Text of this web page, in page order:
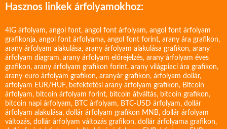
Hasznos linkek árfolyamokhoz:
4IG árfolyam, angol font, angol font árfolyam, angol font árfolyam
grafikonja, angol font árfolyama, angol font forint, arany ára grafikon,
arany árfolyam alakulása, arany árfolyam alakulása grafikon, arany
árfolyam diagram, arany árfolyam előrejelzés, arany árfolyam éves
grafikon, arany árfolyam grafikon forint, arany világpiaci ára grafikon,
arany-euro árfolyam grafikon, aranyár grafikon, árfolyam dollár,
arfolyam EUR/HUF, befektetési arany árfolyam grafikon, Bitcoin
árfolyam, bitcoin árfolyam forint, bitcoin átváltás, bitcoin grafikon,
bitcoin napi árfolyam, BTC árfolyam, BTC-USD árfolyam, dollár
árfolyam alakulása, dollár árfolyam grafikon MNB, dollár árfolyam
változás, dollár árfolyam változás grafikon, dollár árfolyama grafikon,